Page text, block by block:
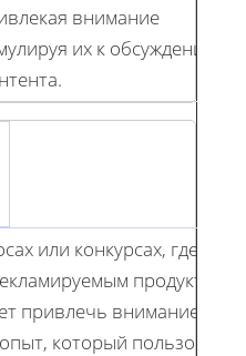
внимание
их к обсуждению
или конкурсах, где
продуктом
привлечь внимание и
который